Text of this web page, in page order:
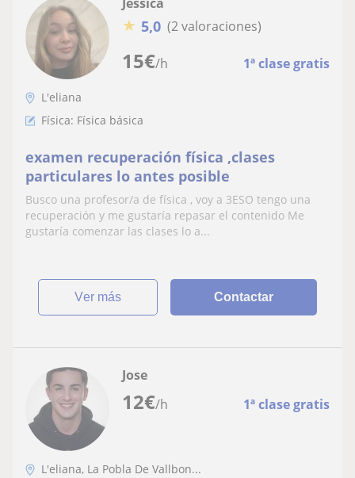
15€/h 1ª clase gratis
★ 5,0 (2 valoraciones)
L'eliana
Física: Física básica
examen recuperación física ,clases
particulares lo antes posible
Busco una profesor/a de física , voy a 3ESO tengo una
recuperación y me gustaría repasar el contenido Me
gustaría comenzar las clases lo a...
ver más Contactar
12€/h 1ª clase gratis
Jose
L'eliana, La Pobla De Vallbon...